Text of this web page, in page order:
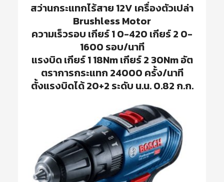
สว่านกระแทกไร้สาย 12V เครื่องตัวเปล่า
Brushless Motor
ความเร็วรอบ เกียร์ 1 0-420 เกียร์ 2 0-
1600 รอบ/นาที
แรงบิด เกียร์ 1 18Nm เกียร์ 2 30Nm อัต
ตราการกระแทก 24000 ครั้ง/นาที
ตั้งแรงบิดได้ 20+2 ระดับ น.น. 0.82 ก.ก.